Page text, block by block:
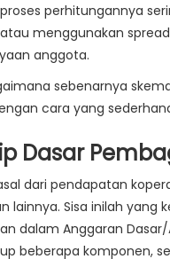
perhitungannya
menggunakan
anggota.
sebenarnya
cara yang
Dasar
dari pendapatan
lainnya. Sisa inilah yang
dalam Anggaran
beberapa komponen,